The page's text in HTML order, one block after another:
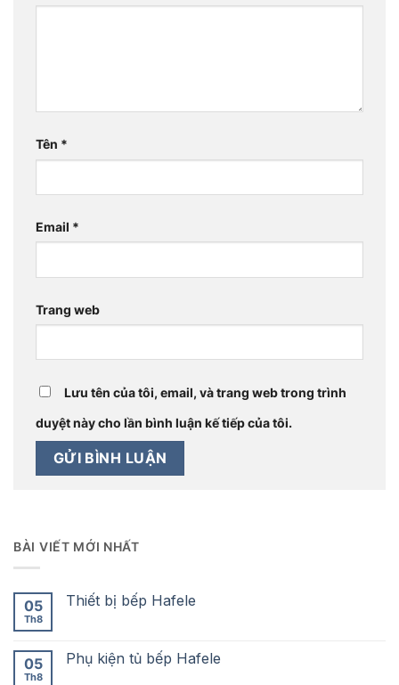
Tên *
Email *
Trang web
Lưu tên của tôi, email, và trang web trong trình
duyệt này cho lần bình luận kế tiếp của tôi.
BÀI VIẾT MỚI NHẤT
05
Th8
Thiết bị bếp Hafele
05
Th8
Phụ kiện tủ bếp Hafele